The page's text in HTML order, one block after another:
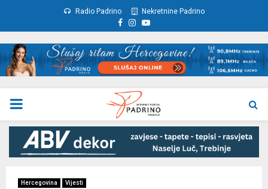
Radio Padrino Nekretnine Padrino
Facebook
Instagram
Youtube
PRIMARY
MENU
Hercegovina Vijesti